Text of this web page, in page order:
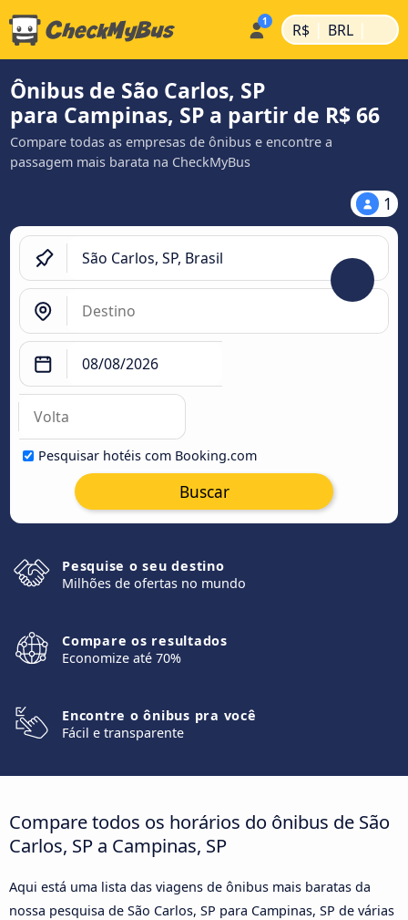
R$ | BRL |
Ônibus de São Carlos, SP
para Campinas, SP a partir de R$ 66
Compare todas as empresas de ônibus e encontre a
passagem mais barata na CheckMyBus
1
Pesquisar hotéis com Booking.com
Buscar
Pesquise o seu destino
Milhões de ofertas no mundo
Compare os resultados
Economize até 70%
Encontre o ônibus pra você
Fácil e transparente
Compare todos os horários do ônibus de São
Carlos, SP a Campinas, SP
Aqui está uma lista das viagens de ônibus mais baratas da
nossa pesquisa de São Carlos, SP para Campinas, SP de várias